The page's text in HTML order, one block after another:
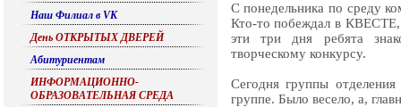
Наш Филиал в VK
День ОТКРЫТЫХ ДВЕРЕЙ
Абитуриентам
ИНФОРМАЦИОННО-
ОБРАЗОВАТЕЛЬНАЯ СРЕДА
С понедельника по среду
Кто-то побеждал в КВЕСТЕ,
эти три дня ребята
творческому конкурсу.
Сегодня группы
группе. Было весело, а,